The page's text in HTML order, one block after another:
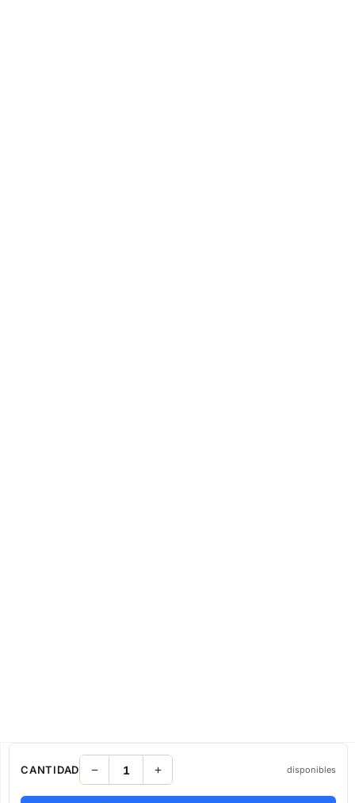
CANTIDAD disponibles